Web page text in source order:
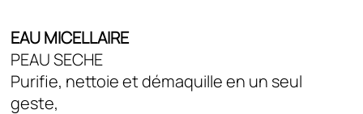
Blog
EAU MICELLAIRE
PEAU SECHE
Purifie, nettoie et démaquille en un seul
geste,